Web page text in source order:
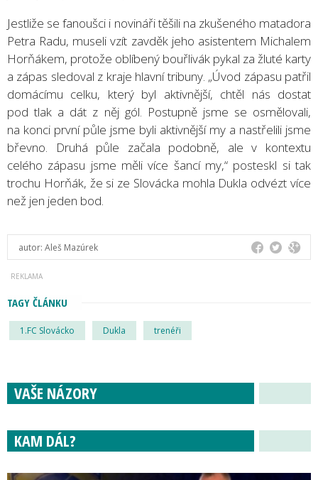
Jestliže se fanoušci i novináři těšili na zkušeného matadora
Petra Radu, museli vzít zavděk jeho asistentem Michalem
Horňákem, protože oblíbený bouřlivák pykal za žluté karty
a zápas sledoval z kraje hlavní tribuny. „Úvod zápasu patřil
domácímu celku, který byl aktivnější, chtěl nás dostat
pod tlak a dát z něj gól. Postupně jsme se osmělovali,
na konci první půle jsme byli aktivnější my a nastřelili jsme
břevno. Druhá půle začala podobně, ale v kontextu
celého zápasu jsme měli více šancí my,“ posteskl si tak
trochu Horňák, že si ze Slovácka mohla Dukla odvézt více
než jen jeden bod.
autor: Aleš Mazúrek
TAGY ČLÁNKU
1.FC Slovácko Dukla trenéři
VAŠE NÁZORY
KAM DÁL?